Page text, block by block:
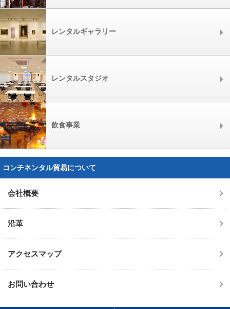
レンタルギャラリー
レンタルスタジオ
飲食事業
コンチネンタル貿易について
会社概要
沿革
アクセスマップ
お問い合わせ